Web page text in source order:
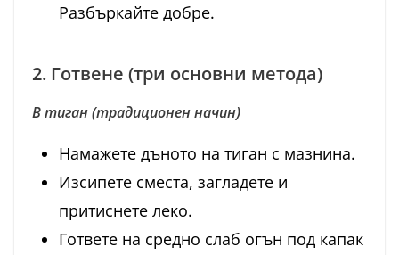
Разбъркайте добре.
2. Готвене (три основни метода)
В тиган (традиционен начин)
Намажете дъното на тиган с мазнина.
Изсипете сместа, загладете и
притиснете леко.
Гответе на средно слаб огън под капак